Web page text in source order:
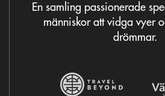
En samling passionerade
människor att vidga vyer
drömmar.